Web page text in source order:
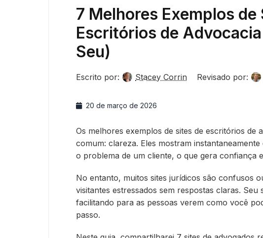
7 Melhores Exemplos de
Escritórios de
Seu)
Escrito por: Stacey Corrin Revisado por:
20 de março de 2026
Os melhores exemplos de sites de escritórios de
comum: clareza. Eles mostram
o problema de um cliente, o que gera confiança
No entanto, muitos sites jurídicos são confusos
visitantes estressados sem respostas claras.
facilitando para as pessoas verem como você
passo.